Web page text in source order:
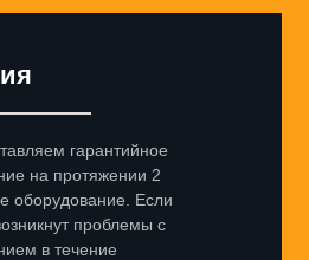
гарантийное
на протяжении 2
оборудование. Если
проблемы с
в течение